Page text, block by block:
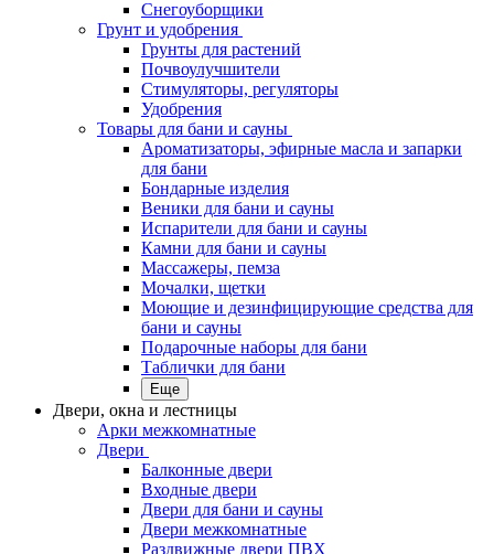
Снегоуборщики
Грунт и удобрения
Грунты для растений
Почвоулучшители
Стимуляторы, регуляторы
Удобрения
Товары для бани и сауны
Ароматизаторы, эфирные масла и запарки
для бани
Бондарные изделия
Веники для бани и сауны
Испарители для бани и сауны
Камни для бани и сауны
Массажеры, пемза
Мочалки, щетки
Моющие и дезинфицирующие средства для
бани и сауны
Подарочные наборы для бани
Таблички для бани
Еще
Двери, окна и лестницы
Арки межкомнатные
Двери
Балконные двери
Входные двери
Двери для бани и сауны
Двери межкомнатные
Раздвижные двери ПВХ